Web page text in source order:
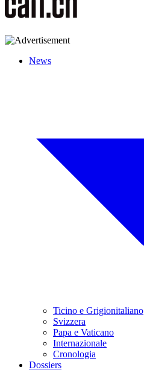
News
Ticino e Grigionitaliano
Svizzera
Papa e Vaticano
Internazionale
Cronologia
Dossiers